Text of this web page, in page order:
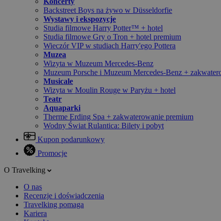
Backstreet Boys na żywo w Düsseldorfie
Wystawy i ekspozycje
Studia filmowe Harry Potter™ + hotel
Studia filmowe Gry o Tron + hotel premium
Wieczór VIP w studiach Harry'ego Pottera
Muzea
Wizyta w Muzeum Mercedes-Benz
Muzeum Porsche i Muzeum Mercedes-Benz +
Musicale
Wizyta w Moulin Rouge w Paryżu + hotel
Teatr
Aquaparki
Therme Erding Spa + zakwaterowanie premium
Wodny Świat Rulantica: Bilety i pobyt
Kupon podarunkowy
Promocje
O Travelking
O nas
Recenzje i doświadczenia
Travelking pomaga
Kariera